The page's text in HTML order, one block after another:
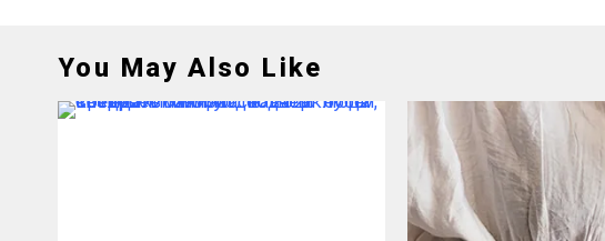
You May Also Like